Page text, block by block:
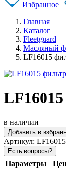
Избранное
Главная
Каталог
Fleetguard
Масляный
LF16015
в наличии
Добавить в
Артикул: LF16015
Есть вопросы?
Параметры